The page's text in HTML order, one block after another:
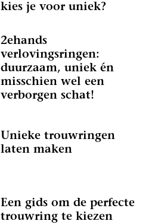
kies je voor uniek?
2ehands
verlovingsringen:
duurzaam, uniek én
misschien wel een
verborgen schat!
Unieke trouwringen
laten maken
Een gids om de perfecte
trouwring te kiezen